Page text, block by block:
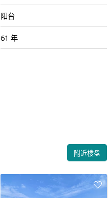
阳台
61 年
附近楼盘